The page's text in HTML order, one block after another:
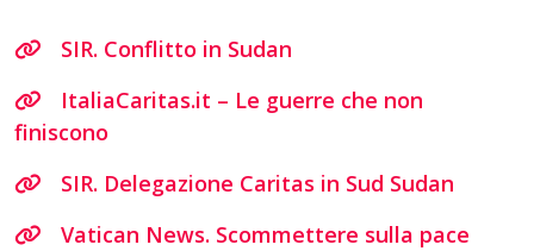
SIR. Conflitto in Sudan
ItaliaCaritas.it – Le guerre che non
finiscono
SIR. Delegazione Caritas in Sud Sudan
Vatican News. Scommettere sulla pace